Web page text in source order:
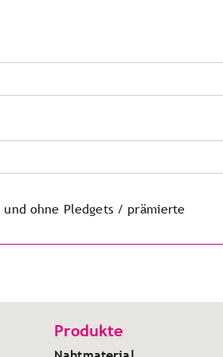
ohne Pledgets / prämierte
Produkte